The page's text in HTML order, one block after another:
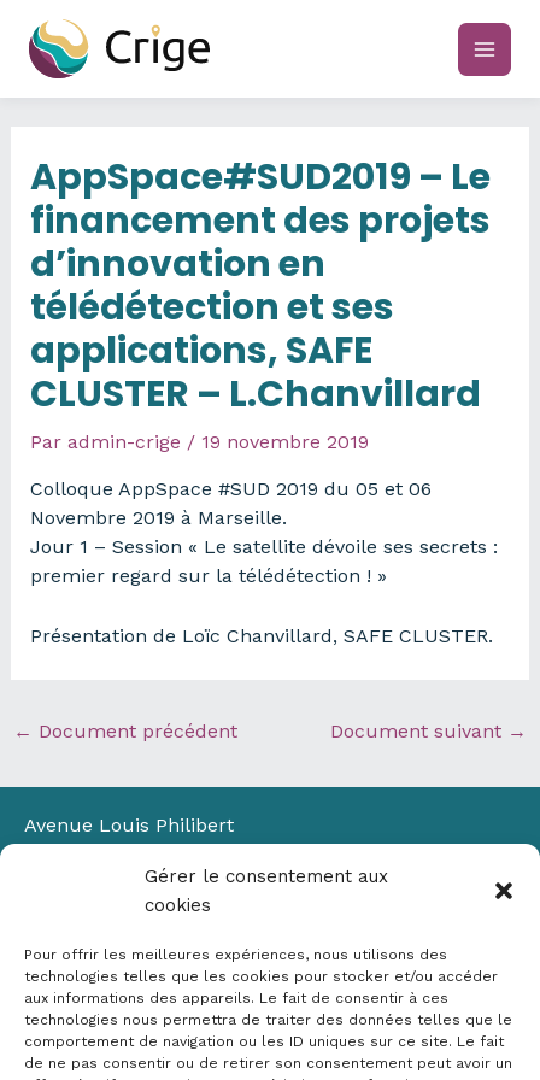
Gérer le consentement aux
cookies
Pour offrir les meilleures expériences, nous utilisons des
technologies telles que les cookies pour stocker et/ou accéder
aux informations des appareils. Le fait de consentir à ces
technologies nous permettra de traiter des données telles que le
comportement de navigation ou les ID uniques sur ce site. Le fait
de ne pas consentir ou de retirer son consentement peut avoir un
contenu
main
AppSpace#SUD2019 – Le
financement des projets
d’innovation en
télédétection et ses
applications, SAFE
CLUSTER – L.Chanvillard
Par admin-crige / 19 novembre 2019
Colloque AppSpace #SUD 2019 du 05 et 06
Novembre 2019 à Marseille.
Jour 1 – Session « Le satellite dévoile ses secrets :
premier regard sur la télédétection ! »
Présentation de Loïc Chanvillard, SAFE CLUSTER.
← Document précédent Document suivant →
Avenue Louis Philibert
Bâtiment Laennec
13100 Aix-en-Provence
✉ contact@crige-paca.org